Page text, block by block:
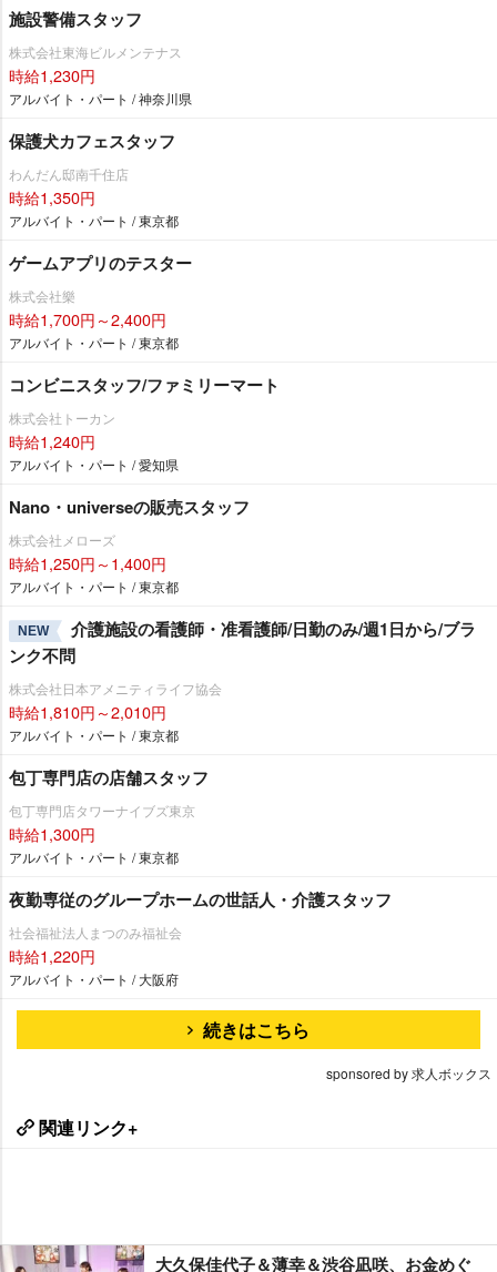
施設警備スタッフ
株式会社東海ビルメンテナス
時給1,230円
アルバイト・パート / 神奈川県
保護犬カフェスタッフ
わんだん邸南千住店
時給1,350円
アルバイト・パート / 東京都
ゲームアプリのテスター
株式会社樂
時給1,700円～2,400円
アルバイト・パート / 東京都
コンビニスタッフ/ファミリーマート
株式会社トーカン
時給1,240円
アルバイト・パート / 愛知県
Nano・universeの販売スタッフ
株式会社メローズ
時給1,250円～1,400円
アルバイト・パート / 東京都
NEW
介護施設の看護師・准看護師/日勤のみ/週1日から/ブラ
ンク不問
株式会社日本アメニティライフ協会
時給1,810円～2,010円
アルバイト・パート / 東京都
包丁専門店の店舗スタッフ
包丁専門店タワーナイブズ東京
時給1,300円
アルバイト・パート / 東京都
夜勤専従のグループホームの世話人・介護スタッフ
社会福祉法人まつのみ福祉会
時給1,220円
アルバイト・パート / 大阪府
続きはこちら
sponsored by 求人ボックス
関連リンク+
大久保佳代子＆薄幸＆渋谷凪咲、お金めぐ